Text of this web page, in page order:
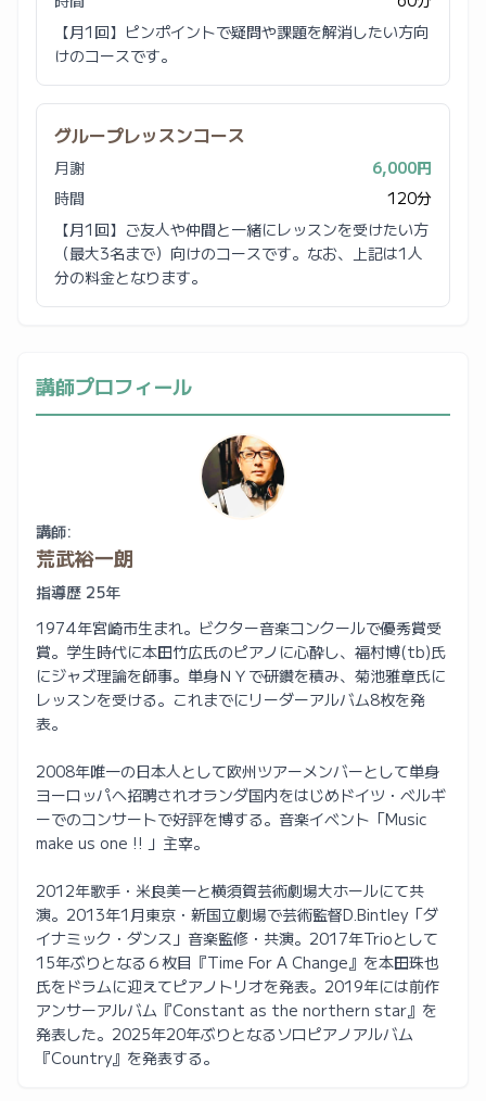
【月1回】ピンポイントで疑問や課題を解消したい方向
けのコースです。
グループレッスンコース
月謝
6,000円
時間
120分
【月1回】ご友人や仲間と一緒にレッスンを受けたい方
（最大3名まで）向けのコースです。なお、上記は1人
分の料金となります。
講師プロフィール
講師:
荒武裕一朗
指導歴 25年
1974年宮崎市生まれ。ビクター音楽コンクールで優秀賞受
賞。学生時代に本田竹広氏のピアノに心酔し、福村博(tb)氏
にジャズ理論を師事。単身ＮＹで研鑽を積み、菊池雅章氏に
レッスンを受ける。これまでにリーダーアルバム8枚を発
表。
2008年唯一の日本人として欧州ツアーメンバーとして単身
ヨーロッパへ招聘されオランダ国内をはじめドイツ・ベルギ
ーでのコンサートで好評を博する。音楽イベント「Music
make us one !! 」主宰。
2012年歌手・米良美一と横須賀芸術劇場大ホールにて共
演。2013年1月東京・新国立劇場で芸術監督D.Bintley「ダ
イナミック・ダンス」音楽監修・共演。2017年Trioとして
15年ぶりとなる６枚目『Time For A Change』を本田珠也
氏をドラムに迎えてピアノトリオを発表。2019年には前作
アンサーアルバム『Constant as the northern star』を
発表した。2025年20年ぶりとなるソロピアノアルバム
『Country』を発表する。